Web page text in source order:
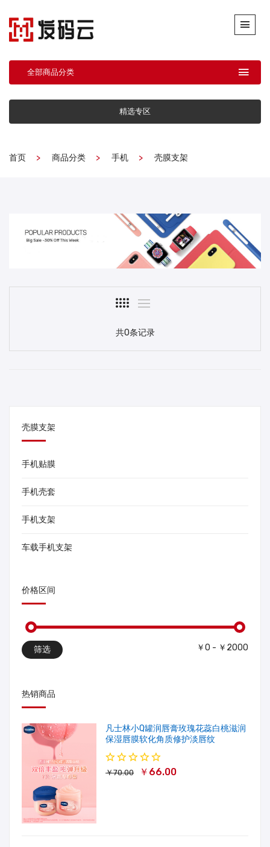
全部商品分类
精选专区
首页 商品分类 手机 壳膜支架
共0条记录
壳膜支架
手机贴膜
手机壳套
手机支架
车载手机支架
价格区间
筛选 ￥0 - ￥2000
热销商品
凡士林小Q罐润唇膏玫瑰花蕊白桃滋润
保湿唇膜软化角质修护淡唇纹
￥70.00 ￥66.00